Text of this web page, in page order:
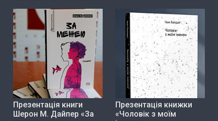
Презентація книги
Шерон М. Дайпер «За
Презентація книжки
«Чоловік з моїм